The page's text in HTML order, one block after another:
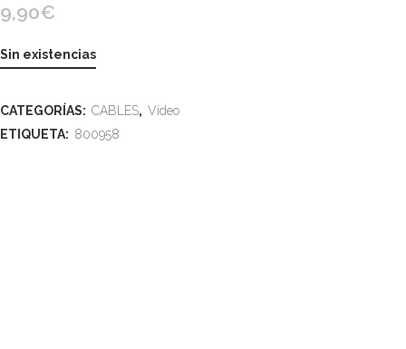
9,90€
Sin existencias
CATEGORÍAS: CABLES, Video
ETIQUETA: 800958